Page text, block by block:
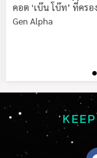
คอต ‘เบ๊น โบ๊ท’ ที่ครอ
Gen Alpha